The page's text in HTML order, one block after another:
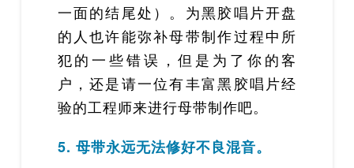
一面的结尾处）。为黑胶唱片开盘
的人也许能弥补母带制作过程中所
犯的一些错误，但是为了你的客
户，还是请一位有丰富黑胶唱片经
验的工程师来进行母带制作吧。
5. 母带永远无法修好不良混音。